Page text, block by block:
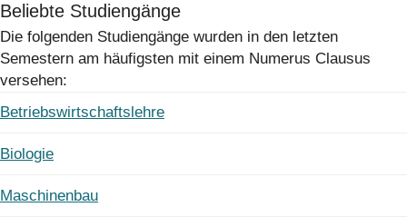
Beliebte Studiengänge
Die folgenden Studiengänge wurden in den letzten
Semestern am häufigsten mit einem Numerus Clausus
versehen:
Betriebswirtschaftslehre
Biologie
Maschinenbau